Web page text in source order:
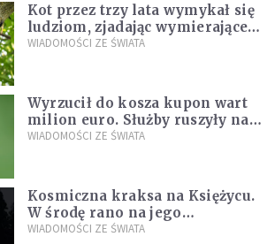
Kot przez trzy lata wymykał się
ludziom, zjadając wymierające
kaczki. W końcu popełnił
WIADOMOŚCI ZE ŚWIATA
Wyrzucił do kosza kupon wart
milion euro. Służby ruszyły na
poszukiwania
WIADOMOŚCI ZE ŚWIATA
Kosmiczna kraksa na Księżycu.
W środę rano na jego
powierzchni dojdzie do
WIADOMOŚCI ZE ŚWIATA